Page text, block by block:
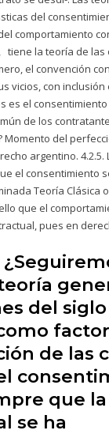
del
comportamiento
tiene la teoría de las
el convención
vicios, con
es el
de los
Momento del
argentino. 4.2.5.
el consentimiento
Teoría Clásica
que el
pues en
del siglo
de las
que
se ha